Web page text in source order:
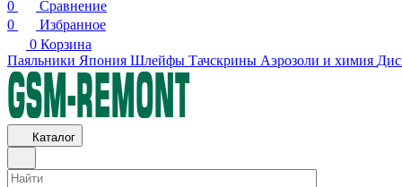
0
Сравнение
0
Избранное
0 Корзина
Паяльники Япония Шлейфы Тачскрины Аэрозоли и химия
Каталог